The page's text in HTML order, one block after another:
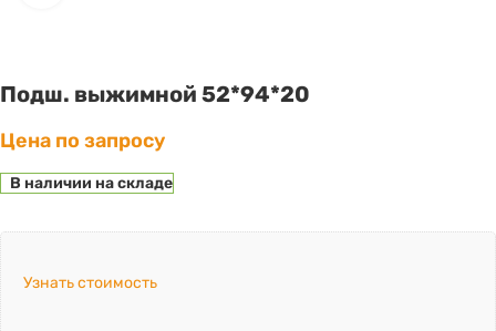
Подш. выжимной 52*94*20
Цена по запросу
В наличии на складе
Узнать стоимость